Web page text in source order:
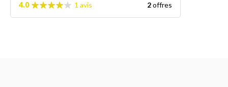
4.0 1 avis 2offres